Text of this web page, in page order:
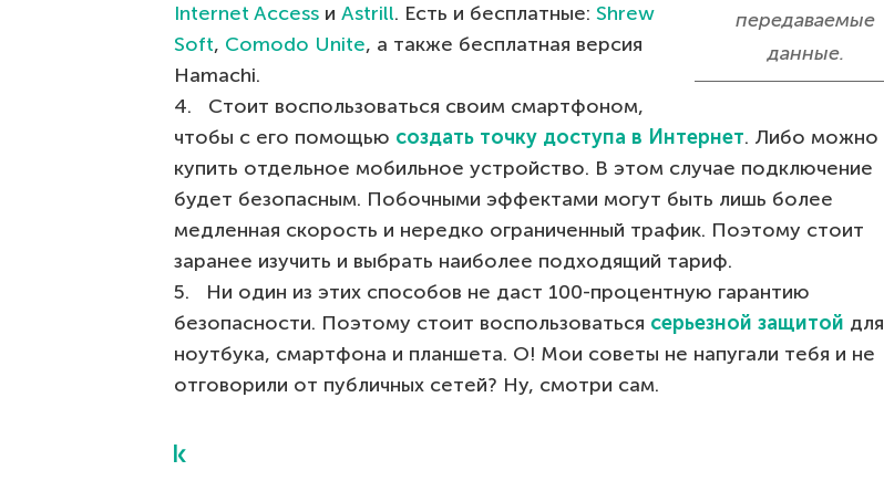
передаваемые
данные.
Internet Access и Astrill. Есть и бесплатные: Shrew
Soft, Comodo Unite, а также бесплатная версия
Hamachi.
4. Стоит воспользоваться своим смартфоном,
чтобы с его помощью создать точку доступа в Интернет. Либо можно
купить отдельное мобильное устройство. В этом случае подключение
будет безопасным. Побочными эффектами могут быть лишь более
медленная скорость и нередко ограниченный трафик. Поэтому стоит
заранее изучить и выбрать наиболее подходящий тариф.
5. Ни один из этих способов не даст 100-процентную гарантию
безопасности. Поэтому стоит воспользоваться серьезной защитой для
ноутбука, смартфона и планшета. О! Мои советы не напугали тебя и не
отговорили от публичных сетей? Ну, смотри сам.